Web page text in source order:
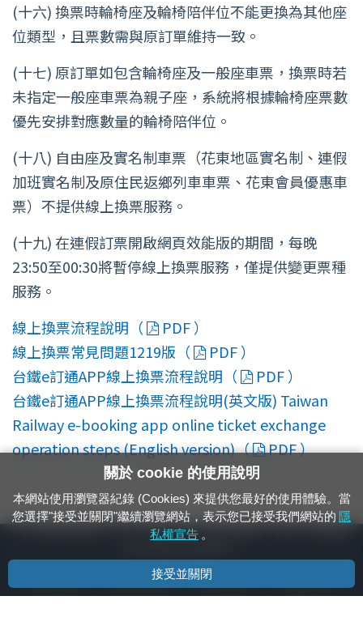
(十六) 換票時輪椅座及輪椅陪伴位不能更換為其他座
位類型，且票數需與原訂單維持一致。
(十七) 原訂單如包含輪椅座及一般座車票，換票時若
未指定一般座車票為親子座，系統將根據輪椅座票數
優先安排對應數量的輪椅陪伴位。
(十八) 自由座及實名制車票（花東地區實名制、連假
加班實名制及原住民返鄉列車車票、花東會員優惠車
票）不提供線上換票服務。
(十九) 在連假訂票開啟網頁效能版的期間，每晚
23:50至00:30將暫停線上換票服務，僅提供變更票種
服務。
線上換票流程說明（
PDF ）
線上換票常見問題1219版（
PDF ）
台鐵e訂通APP線上換票流程說明（
PDF ）
台鐵e訂通APP線上換票流程說明(英文版) Taiwan
Railway e-booking app online ticket exchange
operation steps (English version)（ PDF ）
24小時緊急通報電話：1933（市話、手機，僅限發現軌道、平交道、橋樑及隧
資通安全政策 著作權聲明
關於 cookie 的使用說明
本網站使用瀏覽器紀錄 (Cookies) 來提供您最好的使用體驗。當
您選擇"接受並關閉"繼續瀏覽網站，表示您已接受我們網站的 隱
私權宣告 。
接受並關閉